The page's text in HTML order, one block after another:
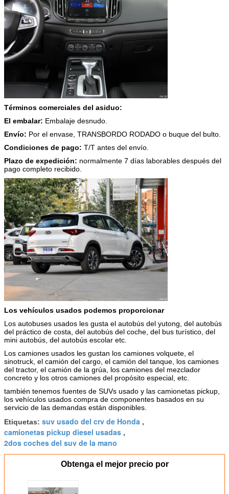
Términos comerciales del asiduo:
El embalar: Embalaje desnudo.
Envío: Por el envase, TRANSBORDO RODADO o buque del bulto.
Condiciones de pago: T/T antes del envío.
Plazo de expedición: normalmente 7 días laborables después del
pago completo recibido.
Los vehículos usados podemos proporcionar
Los autobuses usados les gusta el autobús del yutong, del autobús
del práctico de costa, del autobús del coche, del bus turístico, del
mini autobús, del autobús escolar etc.
Los camiones usados les gustan los camiones volquete, el
sinotruck, el camión del cargo, el camión del tanque, los camiones
del tractor, el camión de la grúa, los camiones del mezclador
concreto y los otros camiones del propósito especial, etc.
también tenemos fuentes de SUVs usado y las camionetas pickup,
los vehículos usados compra de componentes basados en su
servicio de las demandas están disponibles.
Etiquetas: suv usado del crv de Honda ,
camionetas pickup diesel usadas ,
2dos coches del suv de la mano
Obtenga el mejor precio por